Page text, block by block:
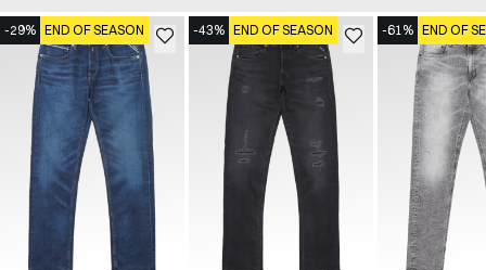
-29% END OF SEASON -43% END OF SEASON -61% END OF